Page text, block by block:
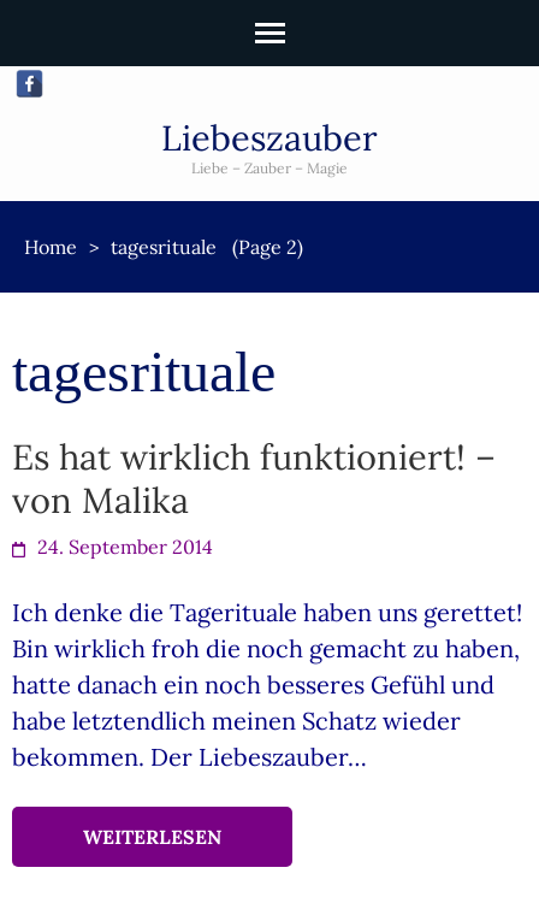
Liebeszauber
Liebe – Zauber – Magie
Home > tagesrituale (Page 2)
tagesrituale
Es hat wirklich funktioniert! –
von Malika
24. September 2014
Ich denke die Tagerituale haben uns gerettet!
Bin wirklich froh die noch gemacht zu haben,
hatte danach ein noch besseres Gefühl und
habe letztendlich meinen Schatz wieder
bekommen. Der Liebeszauber…
WEITERLESEN